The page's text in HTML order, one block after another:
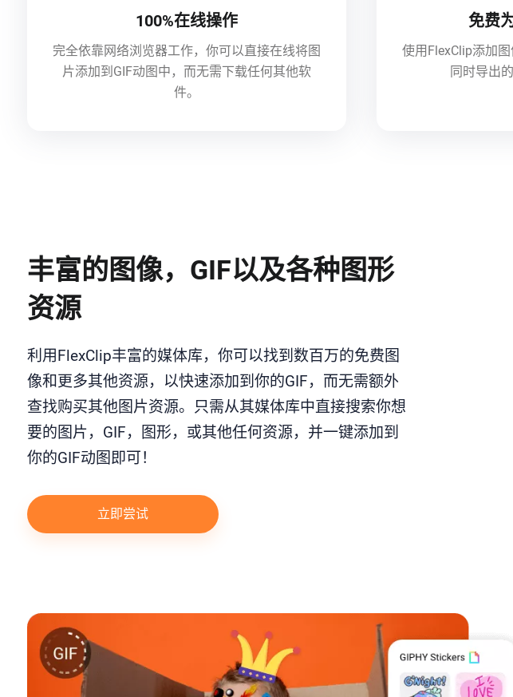
100%在线操作
完全依靠网络浏览器工作，你可以直接在线将图
片添加到GIF动图中，而无需下载任何其他软
件。
免费
使用FlexClip添加图
同时导出
丰富的图像，GIF以及各种图形
资源
利用FlexClip丰富的媒体库，你可以找到数百万的免费图
像和更多其他资源，以快速添加到你的GIF，而无需额外
查找购买其他图片资源。只需从其媒体库中直接搜索你想
要的图片，GIF，图形，或其他任何资源，并一键添加到
你的GIF动图即可！
立即尝试